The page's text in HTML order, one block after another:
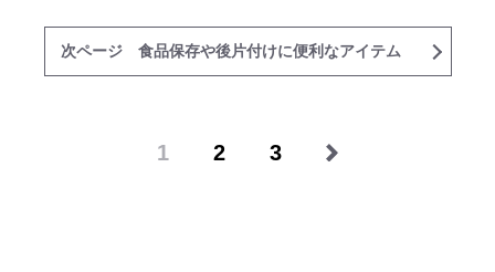
次ページ 食品保存や後片付けに便利なアイテム
1 2 3